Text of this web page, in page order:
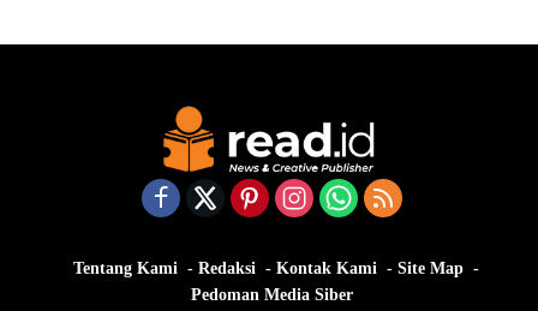
Tentang Kami Redaksi Kontak Kami
Site Map
Pedoman Media Siber